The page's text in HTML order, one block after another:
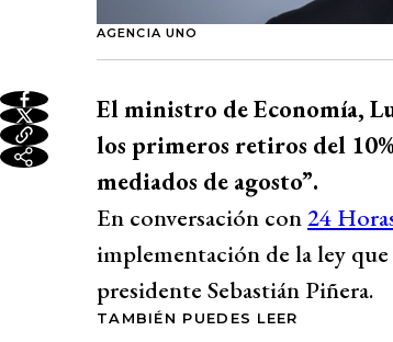
AGENCIA UNO
El ministro de Economía,
los primeros retiros del
mediados de agosto”.
En conversación con24
implementación de la ley
presidente Sebastián Piñera.
TAMBIÉN PUEDES LEER